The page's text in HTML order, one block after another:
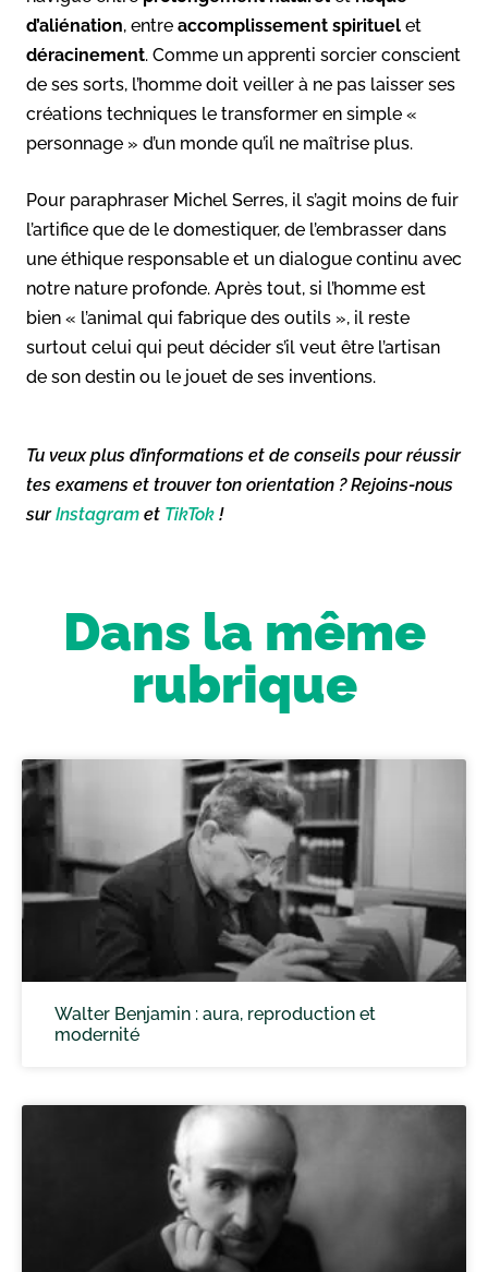
d’aliénation, entre accomplissement spirituel et
déracinement. Comme un apprenti sorcier conscient
de ses sorts, l’homme doit veiller à ne pas laisser ses
créations techniques le transformer en simple «
personnage » d’un monde qu’il ne maîtrise plus.
Pour paraphraser Michel Serres, il s’agit moins de fuir
l’artifice que de le domestiquer, de l’embrasser dans
une éthique responsable et un dialogue continu avec
notre nature profonde. Après tout, si l’homme est
bien « l’animal qui fabrique des outils », il reste
surtout celui qui peut décider s’il veut être l’artisan
de son destin ou le jouet de ses inventions.
Tu veux plus d’informations et de conseils pour réussir
tes examens et trouver ton orientation ? Rejoins-nous
surInstagram et TikTok !
Dans la même
rubrique
Walter Benjamin : aura, reproduction et
modernité